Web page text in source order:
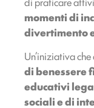
momenti di
divertimento
Un’iniziativa
di benessere
educativi
sociali e di